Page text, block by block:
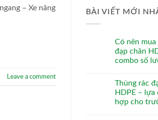
– Xe nâng
Leave a comment
BÀI VIẾT MỚI
Có nên
đạp chân
combo số
Thùng rác
HDPE – lựa
hợp cho